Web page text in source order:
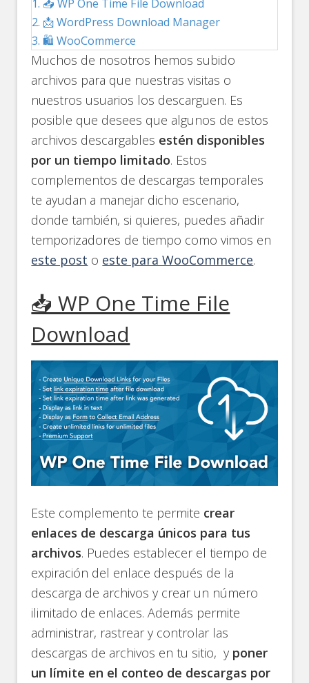
📥 WP One Time File Download
📩 WordPress Download Manager
🛍️ WooCommerce
Muchos de nosotros hemos subido
archivos para que nuestras visitas o
nuestros usuarios los descarguen. Es
posible que desees que algunos de estos
archivos descargables estén disponibles
por un tiempo limitado. Estos
complementos de descargas temporales
te ayudan a manejar dicho escenario,
donde también, si quieres, puedes añadir
temporizadores de tiempo como vimos en
este post o este para WooCommerce.
📥 WP One Time File
Download
Este complemento te permite crear
enlaces de descarga únicos para tus
archivos. Puedes establecer el tiempo de
expiración del enlace después de la
descarga de archivos y crear un número
ilimitado de enlaces. Además permite
administrar, rastrear y controlar las
descargas de archivos en tu sitio, y poner
un límite en el conteo de descargas por